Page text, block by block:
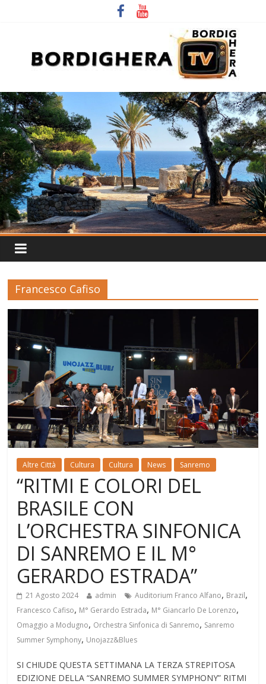
Francesco Cafiso
Altre Città Cultura Cultura News Sanremo
“RITMI E COLORI DEL
BRASILE CON
L’ORCHESTRA SINFONICA
DI SANREMO E IL M°
GERARDO ESTRADA”
21 Agosto 2024 admin Auditorium Franco Alfano, Brazil,
Francesco Cafiso, M° Gerardo Estrada, M° Giancarlo De Lorenzo,
Omaggio a Modugno, Orchestra Sinfonica di Sanremo, Sanremo
Summer Symphony, Unojazz&Blues
SI CHIUDE QUESTA SETTIMANA LA TERZA STREPITOSA
EDIZIONE DELLA “SANREMO SUMMER SYMPHONY” RITMI